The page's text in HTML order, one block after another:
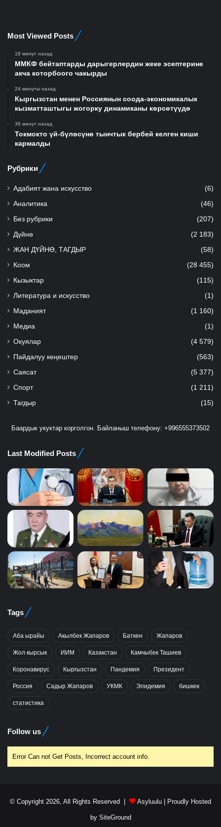
Most Viewed Posts
18 минут назад
ММКФ бейтаптарды дарыгерлердин жеке эсептерине
акча которбоого чакырды
24 минуты назад
Кыргызстан менен Россиянын соода-экономикалык
кызматташтыгы жогорку динамиканы көрсөтүүдө
36 минут назад
Токмокто үй-бүлөсүнө тынчтык бербей келген киши
кармалды
Рубрики
Адабият жана искусство (6)
Аналитика (46)
Без рубрики (207)
Дүйнө (2 183)
ЖАН ДҮЙНӨ, ТАГДЫР (58)
Коом (28 455)
Кызыктар (115)
Литература и искусство (1)
Маданият (1 160)
Медиа (1)
Окуялар (4 579)
Пайдалуу кеңештер (563)
Саясат (5 377)
Спорт (1 211)
Тагдыр (15)
Баардык укуктар корголгон. Байланыш телефону: +996555373502
Last Modified Posts
Tags
Аба ырайы Акылбек Жапаров Баткен Жапаров
Жол кырсык ИИМ Казакстан Камчыбек Ташиев
Коронавирус Кыргызстан Пандемия Президент
Россия Садыр Жапаров УКМК Эпидемия бишкек
статистика
Follow us
Error Can not Get Posts, Incorrect account info.
© Copyright 2026, All Rights Reserved | Asyluulu | Proudly Hosted
by SiteGround